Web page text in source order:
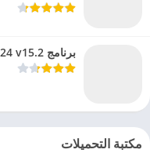
برنامج Smadav Pro 2024 v15.2 كامل مع التفعيل
مكتبة التحميلات